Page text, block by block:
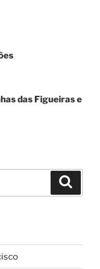
das Figueiras e